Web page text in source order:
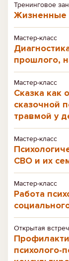
Тренинговое
Жизненные
Мастер-класс
прошлого,
Мастер-класс
Сказка как
сказочной
травмой у
Мастер-класс
СВО и их
Мастер-класс
Работа
Открытая
психолого-